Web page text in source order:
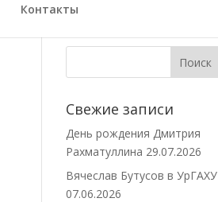
Контакты
Свежие записи
День рождения Дмитрия
Рахматуллина 29.07.2026
Вячеслав Бутусов в УрГАХУ
07.06.2026